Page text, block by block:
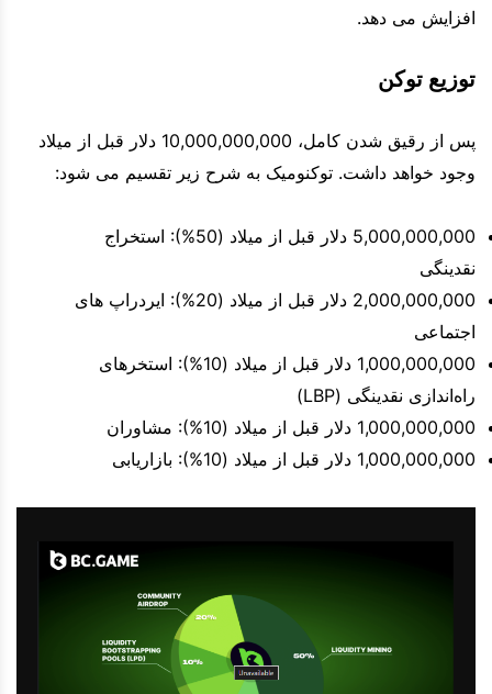
افزایش می دهد.
توزیع توکن
پس از رقیق شدن کامل، 10,000,000,000 دلار قبل از میلاد
وجود خواهد داشت. توکنومیک به شرح زیر تقسیم می شود:
5,000,000,000 دلار قبل از میلاد (50%): استخراج
نقدینگی
2,000,000,000 دلار قبل از میلاد (20%): ایردراپ های
اجتماعی
1,000,000,000 دلار قبل از میلاد (10%): استخرهای
راه‌اندازی نقدینگی (LBP)
1,000,000,000 دلار قبل از میلاد (10%): مشاوران
1,000,000,000 دلار قبل از میلاد (10%): بازاریابی